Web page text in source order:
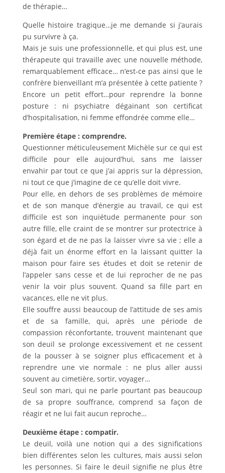
de thérapie…
Quelle histoire tragique…je me demande si j’aurais
pu survivre à ça.
Mais je suis une professionnelle, et qui plus est, une
thérapeute qui travaille avec une nouvelle méthode,
remarquablement efficace… n’est-ce pas ainsi que le
confrère bienveillant m’a présentée à cette patiente ?
Encore un petit effort…pour reprendre la bonne
posture : ni psychiatre dégainant son certificat
d’hospitalisation, ni femme effondrée comme elle…
Première étape : comprendre.
Questionner méticuleusement Michèle sur ce qui est
difficile pour elle aujourd’hui, sans me laisser
envahir par tout ce que j’ai appris sur la dépression,
ni tout ce que j’imagine de ce qu’elle doit vivre.
Pour elle, en dehors de ses problèmes de mémoire
et de son manque d’énergie au travail, ce qui est
difficile est son inquiétude permanente pour son
autre fille, elle craint de se montrer sur protectrice à
son égard et de ne pas la laisser vivre sa vie ; elle a
déjà fait un énorme effort en la laissant quitter la
maison pour faire ses études et doit se retenir de
l’appeler sans cesse et de lui reprocher de ne pas
venir la voir plus souvent. Quand sa fille part en
vacances, elle ne vit plus.
Elle souffre aussi beaucoup de l’attitude de ses amis
et de sa famille, qui, après une période de
compassion réconfortante, trouvent maintenant que
son deuil se prolonge excessivement et ne cessent
de la pousser à se soigner plus efficacement et à
reprendre une vie normale : ne plus aller aussi
souvent au cimetière, sortir, voyager…
Seul son mari, qui ne parle pourtant pas beaucoup
de sa propre souffrance, comprend sa façon de
réagir et ne lui fait aucun reproche…
Deuxième étape : compatir.
Le deuil, voilà une notion qui a des significations
bien différentes selon les cultures, mais aussi selon
les personnes. Si faire le deuil signifie ne plus être